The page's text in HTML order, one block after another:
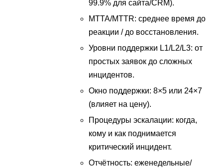
99.9% для сайта/CRM).
MTTA/MTTR: среднее время до
реакции / до восстановления.
Уровни поддержки L1/L2/L3: от
простых заявок до сложных
инцидентов.
Окно поддержки: 8×5 или 24×7
(влияет на цену).
Процедуры эскалации: когда,
кому и как поднимается
критический инцидент.
Отчётность: еженедельные/